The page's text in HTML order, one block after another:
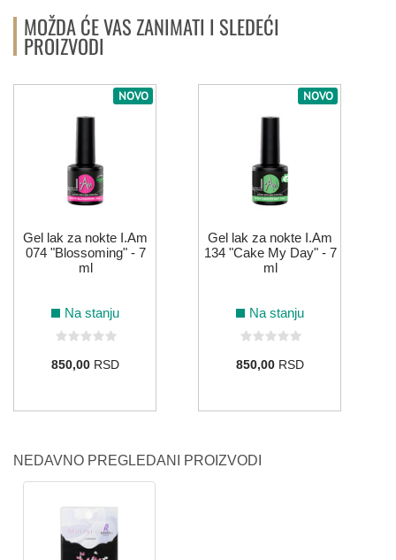
MOŽDA ĆE VAS ZANIMATI I SLEDEĆI
PROIZVODI
NOVO
Gel lak za nokte I.Am
074 "Blossoming" - 7
ml
Na stanju
850,00RSD
NOVO
Gel lak za nokte I.Am
134 "Cake My Day" - 7
ml
Na stanju
850,00RSD
NEDAVNO PREGLEDANI PROIZVODI